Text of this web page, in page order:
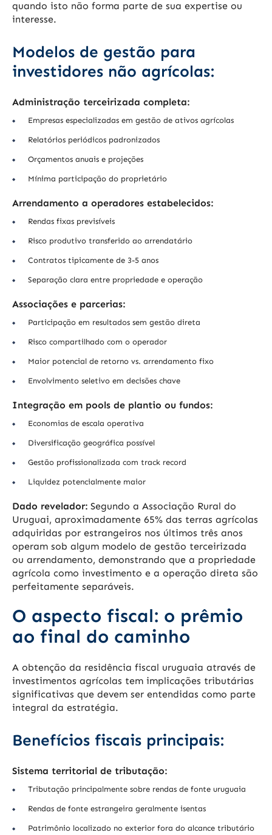
quando isto não forma parte de sua expertise ou
interesse.
Modelos de gestão para
investidores não agrícolas:
Administração terceirizada completa:
Empresas especializadas em gestão de ativos agrícolas
Relatórios periódicos padronizados
Orçamentos anuais e projeções
Mínima participação do proprietário
Arrendamento a operadores estabelecidos:
Rendas fixas previsíveis
Risco produtivo transferido ao arrendatário
Contratos tipicamente de 3-5 anos
Separação clara entre propriedade e operação
Associações e parcerias:
Participação em resultados sem gestão direta
Risco compartilhado com o operador
Maior potencial de retorno vs. arrendamento fixo
Envolvimento seletivo em decisões chave
Integração em pools de plantio ou fundos:
Economias de escala operativa
Diversificação geográfica possível
Gestão profissionalizada com track record
Liquidez potencialmente maior
Dado revelador: Segundo a Associação Rural do
Uruguai, aproximadamente 65% das terras agrícolas
adquiridas por estrangeiros nos últimos três anos
operam sob algum modelo de gestão terceirizada
ou arrendamento, demonstrando que a propriedade
agrícola como investimento e a operação direta são
perfeitamente separáveis.
O aspecto fiscal: o prêmio
ao final do caminho
A obtenção da residência fiscal uruguaia através de
investimentos agrícolas tem implicações tributárias
significativas que devem ser entendidas como parte
integral da estratégia.
Benefícios fiscais principais:
Sistema territorial de tributação:
Tributação principalmente sobre rendas de fonte uruguaia
Rendas de fonte estrangeira geralmente isentas
Patrimônio localizado no exterior fora do alcance tributário